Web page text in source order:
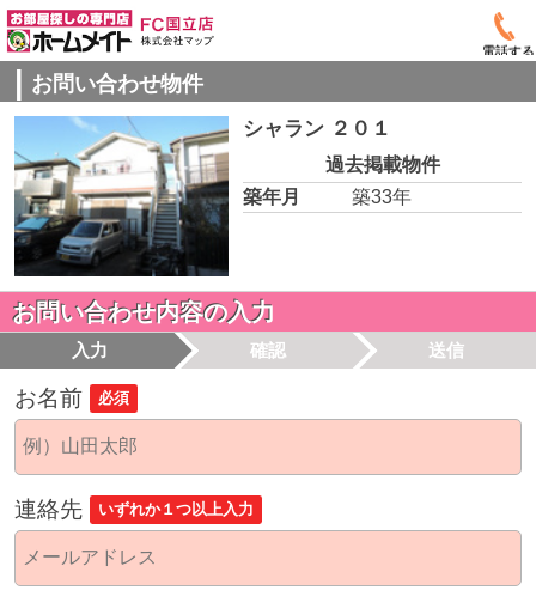
電話する
お問い合わせ物件
シャラン ２０１
過去掲載物件
築年月
築33年
お問い合わせ内容の入力
入力 確認 送信
お名前 必須
連絡先 いずれか１つ以上入力